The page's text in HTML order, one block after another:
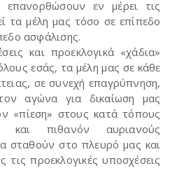
εν μέρει τις
τα μέλη μας τόσο σε επίπεδο
ασφάλισης.
και προεκλογικά «χάδια»
εσάς, τα μέλη μας σε κάθε
σε συνεχή επαγρύπνηση,
αγώνα για δικαίωση μας
«πίεση» στους κατά τόπους
και πιθανόν αυριανούς
σταθούν στο πλευρό μας και
προεκλογικές υποσχέσεις